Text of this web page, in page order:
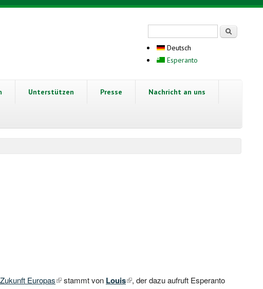
Deutsch
Esperanto
Unterstützen Presse Nachricht an uns
Europas(link is external)
stammt von Louis(link is external)
, der dazu aufruft Esperanto